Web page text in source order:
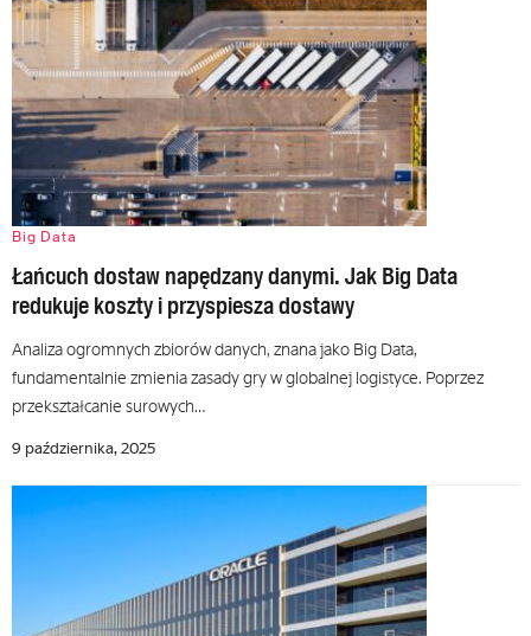
Big Data
Łańcuch dostaw napędzany danymi. Jak Big Data
redukuje koszty i przyspiesza dostawy
Analiza ogromnych zbiorów danych, znana jako Big Data,
fundamentalnie zmienia zasady gry w globalnej logistyce. Poprzez
przekształcanie surowych…
9 października, 2025